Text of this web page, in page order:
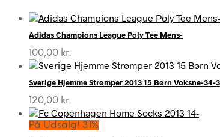
Adidas Champions League Poly Tee Mens-
100,00 kr.
Sverige Hjemme Strømper 2013 15 Børn Voksne-34-
120,00 kr.
På Udsalg! 31%